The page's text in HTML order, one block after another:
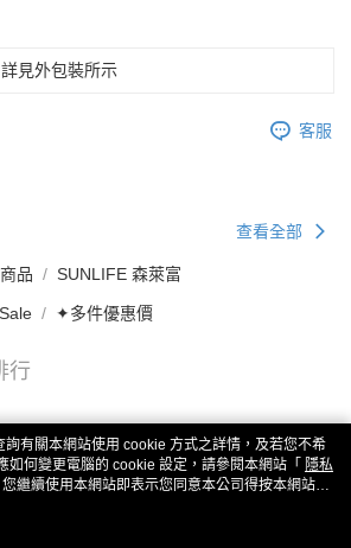
詳見外包裝所示
客服
查看全部
品 SUNLIFE 森萊富
✦多件優惠價
行
有關本網站使用 cookie 方式之詳情，及若您不希
如何變更電腦的 cookie 設定，請參閱本網站「 隱私
繼續使用本網站即表示您同意本公司得按本網站使
。